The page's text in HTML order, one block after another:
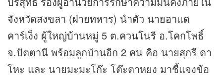
จังหวัดสงขลา (ฝ่ายทหาร) นำตัว นายอาแด
คาร์เง็ง ผู้ใหญ่บ้านหมู่ 5 ต.ควนโนรี อ.โคกโพธิ์
จ.ปัตตานี พร้อมลูกบ้านอีก 2 คน คือ นายสุกรี ดา
โหะ และ นายมะมะโก๊ะ โต๊ะตาหยง มาชี้แจงข้อ